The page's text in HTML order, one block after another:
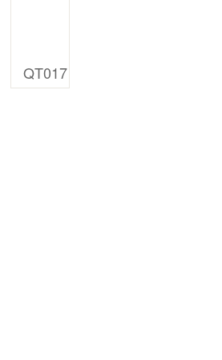
QT017